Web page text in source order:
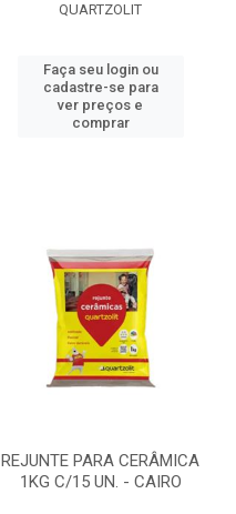
QUARTZOLIT
Faça seu login ou
cadastre-se para
ver preços e
comprar
REJUNTE PARA CERÂMICA
1KG C/15 UN. - CAIRO